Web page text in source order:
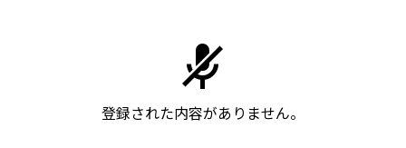
登録された内容がありません。